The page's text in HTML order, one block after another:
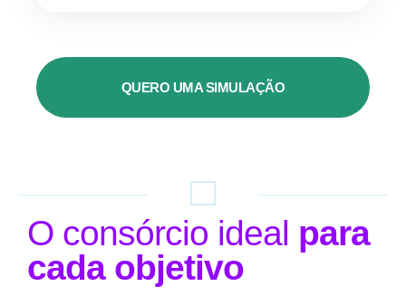
QUERO UMA SIMULAÇÃO
O consórcio ideal para
cada objetivo